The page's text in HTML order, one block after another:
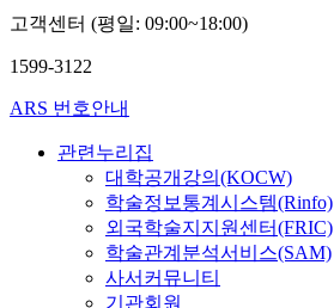
고객센터 (평일: 09:00~18:00)
1599-3122
ARS 번호안내
관련누리집
대학공개강의(KOCW)
학술정보통계시스템(Rinfo)
외국학술지지원센터(FRIC)
학술관계분석서비스(SAM)
사서커뮤니티
기관회원